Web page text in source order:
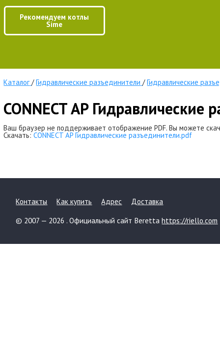
Рекомендуем котлы
Sime
Каталог /Гидравлические разъединители /Гидравлические
CONNECT AP Гидравлические
Ваш браузер не поддерживает отображение PDF. Вы можете
Скачать:CONNECT AP Гидравлические разъединители.pdf
Контакты Как купить Адрес Доставка
© 2007 — 2026 . Официальный сайт Berettahttps://riello.com